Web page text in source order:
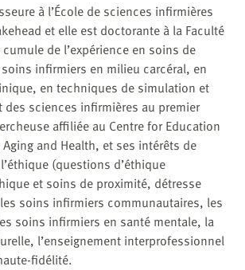
à l’École de sciences infirmières
et elle est doctorante à la Faculté
de l’expérience en soins de
infirmiers en milieu carcéral, en
en techniques de simulation et
des sciences infirmières au premier
affiliée au Centre for Education
and Health, et ses intérêts de
(questions d’éthique
et soins de proximité, détresse
soins infirmiers communautaires, les
soins infirmiers en santé mentale, la
l’enseignement interprofessionnel
fidélité.